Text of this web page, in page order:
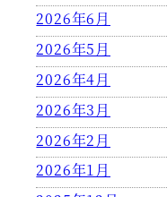
2026年6月
2026年5月
2026年4月
2026年3月
2026年2月
2026年1月